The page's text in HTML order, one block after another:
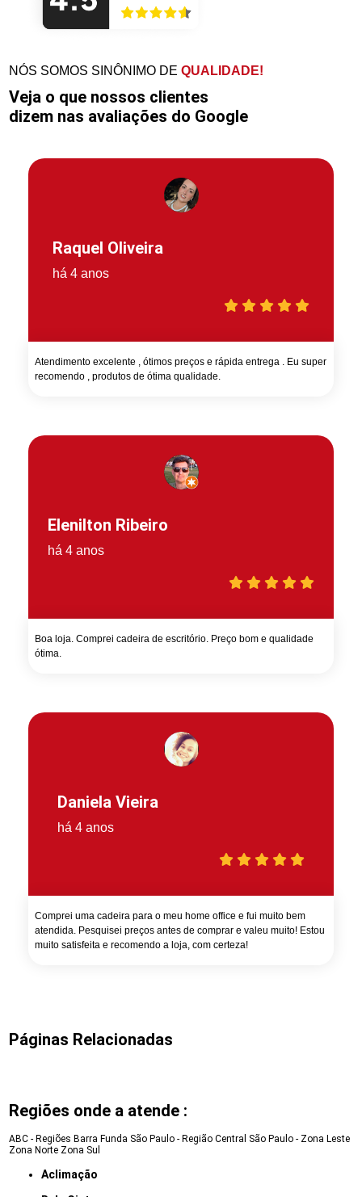
NÓS SOMOS SINÔNIMO DEQUALIDADE!
Veja o que nossos clientes
dizem nas avaliações do Google
Raquel Oliveira
há 4 anos
Atendimento excelente , ótimos preços e rápida entrega . Eu super
recomendo , produtos de ótima qualidade.
Elenilton Ribeiro
há 4 anos
Boa loja. Comprei cadeira de escritório. Preço bom e qualidade
ótima.
Daniela Vieira
há 4 anos
Comprei uma cadeira para o meu home office e fui muito bem
atendida. Pesquisei preços antes de comprar e valeu muito! Estou
muito satisfeita e recomendo a loja, com certeza!
Páginas Relacionadas
Regiões onde a atende :
ABC - Regiões Barra Funda São Paulo - Região Central São Paulo - Zona Leste
Zona Norte Zona Sul
Aclimação